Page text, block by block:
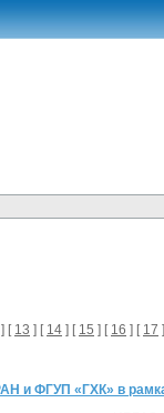
] [ 13 ] [ 14 ] [ 15 ] [ 16 ] [ 17
и ФГУП «ГХК» в